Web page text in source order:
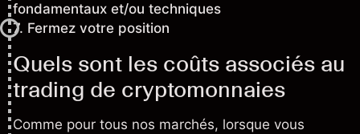
fondamentaux et/ou techniques
7. Fermez votre position
Quels sont les coûts associés au
trading de cryptomonnaies
Comme pour tous nos marchés, lorsque vous